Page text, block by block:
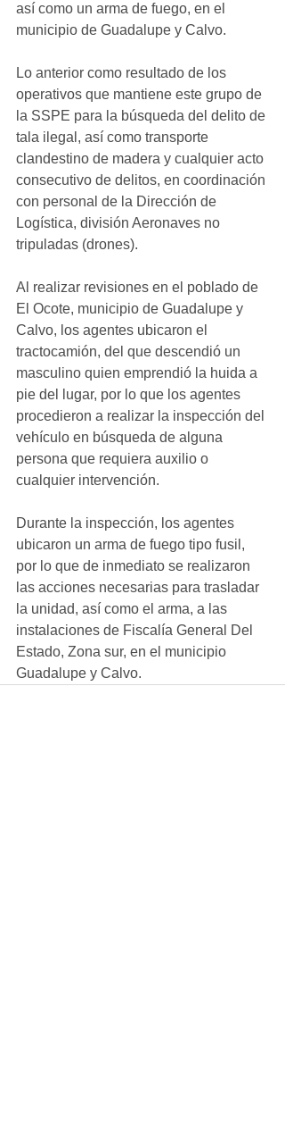
así como un arma de fuego, en el
municipio de Guadalupe y Calvo.
Lo anterior como resultado de los
operativos que mantiene este grupo de
la SSPE para la búsqueda del delito de
tala ilegal, así como transporte
clandestino de madera y cualquier acto
consecutivo de delitos, en coordinación
con personal de la Dirección de
Logística, división Aeronaves no
tripuladas (drones).
Al realizar revisiones en el poblado de
El Ocote, municipio de Guadalupe y
Calvo, los agentes ubicaron el
tractocamión, del que descendió un
masculino quien emprendió la huida a
pie del lugar, por lo que los agentes
procedieron a realizar la inspección del
vehículo en búsqueda de alguna
persona que requiera auxilio o
cualquier intervención.
Durante la inspección, los agentes
ubicaron un arma de fuego tipo fusil,
por lo que de inmediato se realizaron
las acciones necesarias para trasladar
la unidad, así como el arma, a las
instalaciones de Fiscalía General Del
Estado, Zona sur, en el municipio
Guadalupe y Calvo.